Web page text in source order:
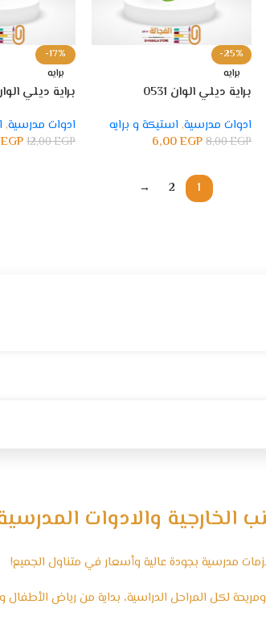
-25%
برايه
براية ديلي الوان 0531
ادوات مدرسية, استيكة و برايه
8,00EGP
6,00EGP
-17%
برايه
براية ديلي الوان
ادوات مدرسية,
12,00EGP
EGP
1
2
→
والادوات
مدرسية بجودة عالية وأسعار في متناول الجميع!
المراحل الدراسية، بداية من رياض الأطفال